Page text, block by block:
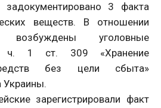
задокументировано 3 факта
веществ. В отношении
возбуждены уголовные
ч. 1 ст. 309 «Хранение
без цели сбыта»
Украины.
зарегистрировали факт